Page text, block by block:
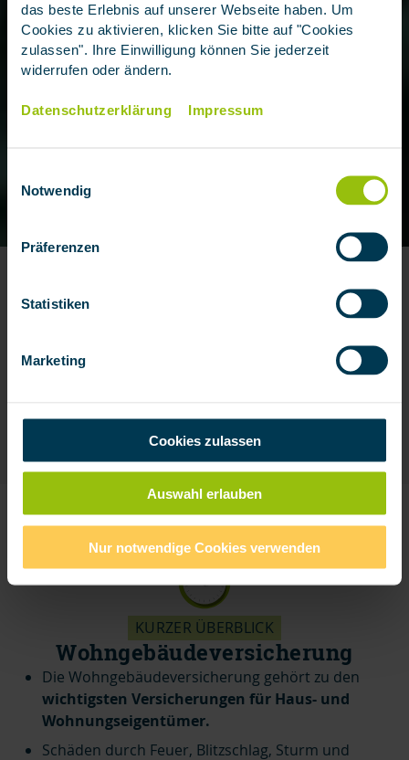
das beste Erlebnis auf unserer Webseite haben. Um
Cookies zu aktivieren, klicken Sie bitte auf "Cookies
zulassen". Ihre Einwilligung können Sie jederzeit
widerrufen oder ändern.
Datenschutzerklärung Impressum
Notwendig
Präferenzen
Statistiken
Marketing
Cookies zulassen
Auswahl erlauben
Nur notwendige Cookies verwenden
Wohngebäudeversicheru
ng
Einschluss von Elementargefahren möglich
KURZER ÜBERBLICK
Wohngebäudeversicherung
Die Wohngebäudeversicherung gehört zu den
wichtigsten Versicherungen für Haus- und
Wohnungseigentümer.
Schäden durch Feuer, Blitzschlag, Sturm und